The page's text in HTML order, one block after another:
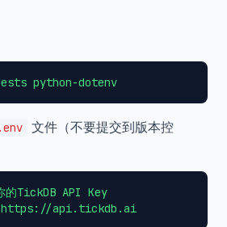
.env
文件（不要提交到版本控
的TickDB API Key